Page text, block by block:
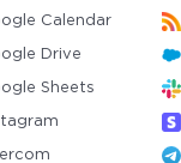
Calendar
Drive
Sheets